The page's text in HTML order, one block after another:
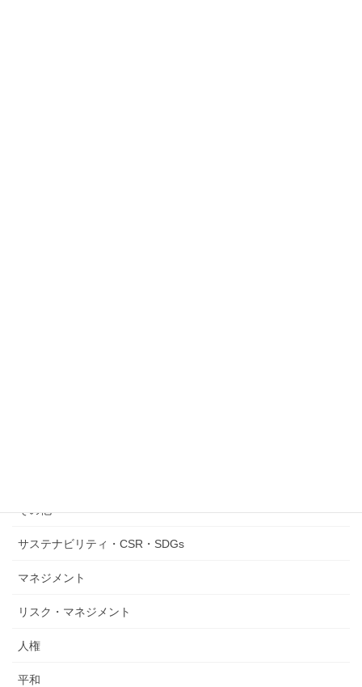
その他
サステナビリティ・CSR・SDGs
マネジメント
リスク・マネジメント
人権
平和